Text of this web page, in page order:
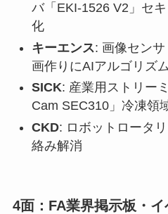
バ「EKI-1526 V2」セ
化
キーエンス: 画像センサ
画作りにAIアルゴリズム
SICK: 産業用ストリー
Cam SEC310」冷凍領
CKD: ロボットロータ
絡み解消
4面：FA業界掲示板・